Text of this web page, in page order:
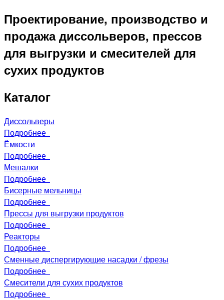
Проектирование, производство и
продажа диссольверов, прессов
для выгрузки и смесителей для
сухих продуктов
Каталог
Диссольверы
Подробнее
Ёмкости
Подробнее
Мешалки
Подробнее
Бисерные мельницы
Подробнее
Прессы для выгрузки продуктов
Подробнее
Реакторы
Подробнее
Сменные диспергирующие насадки / фрезы
Подробнее
Смесители для сухих продуктов
Подробнее